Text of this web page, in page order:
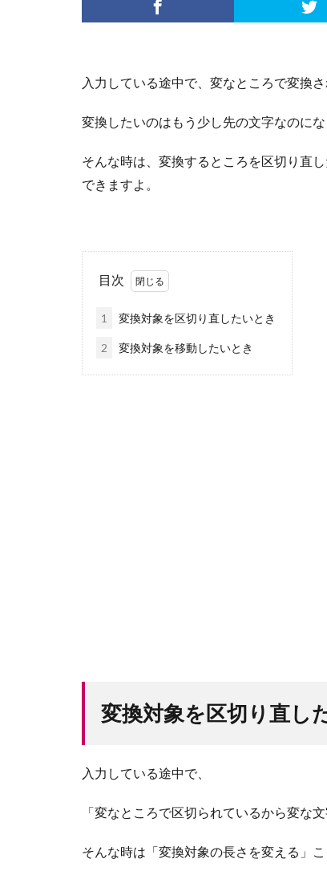
入力している途中で、変なところで変換さ
変換したいのはもう少し先の文字なのに
そんな時は、変換するところを区切り直
できますよ。
目次
1 変換対象を区切り直したいとき
2 変換対象を移動したいとき
変換対象を区切り直し
入力している途中で、
「変なところで区切られているから変な
そんな時は「変換対象の長さを変える」こ